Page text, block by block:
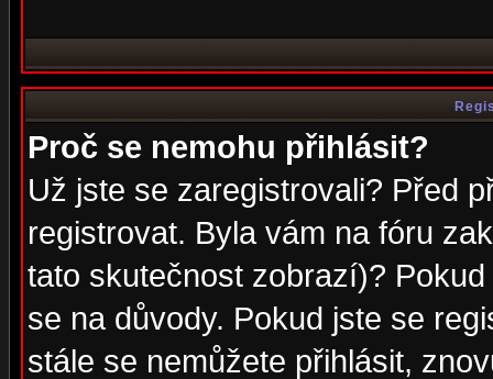
Proč se nemohu přihlásit?
Už jste se zaregistrovali? Před
registrovat. Byla vám na fóru
tato skutečnost zobrazí)?
se na důvody. Pokud jste se
stále se nemůžete přihlásit,